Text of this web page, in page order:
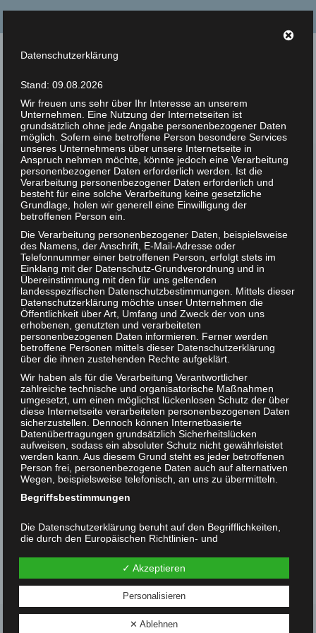
Tierrechte Kaplan
Helmut F. Kaplan – Philosoph und Autor
Menü
Zur Person
Artikel
Bücher
Zitate
Photos
Animal Rights Art
Helmut F. Kaplan unterstützen
Kontakt
Impressum
Betreiber dieser Seite:
Helmut F. Kaplan
Petersbrunnstraße 9
A-5020 Salzburg
Telefonnummer: 0699-123 70 307
E-Mail: helmut_kaplan (at) yahoo.de
Inhaltlich verantwortlich:
Helmut F. Kaplan
Petersbrunnstraße 9
A-5020 Salzburg
Telefonnummer: 0699-123 70 307
E-Mail: helmut_kaplan (at) yahoo.de
Bildnachweise:Helmut Kaplan jun., Jo Frederiks, Peta,
Pixabay, Medienagentur Buchbande
Website und Konzept:
Presse- und Medienbüro
Maximale Wirkung
wp-theme: Kadence
Datenschutzerklärung
Stand: 09.08.2026
Wir freuen uns sehr über Ihr Interesse an unserem
Unternehmen. Eine Nutzung der Internetseiten ist
grundsätzlich ohne jede Angabe personenbezogener Daten
möglich. Sofern eine betroffene Person besondere Services
unseres Unternehmens über unsere Internetseite in
Anspruch nehmen möchte, könnte jedoch eine Verarbeitung
personenbezogener Daten erforderlich werden. Ist die
Verarbeitung personenbezogener Daten erforderlich und
besteht für eine solche Verarbeitung keine gesetzliche
Grundlage, holen wir generell eine Einwilligung der
betroffenen Person ein.
Die Verarbeitung personenbezogener Daten, beispielsweise
des Namens, der Anschrift, E-Mail-Adresse oder
Telefonnummer einer betroffenen Person, erfolgt stets im
Einklang mit der Datenschutz-Grundverordnung und in
Übereinstimmung mit den für uns geltenden
landesspezifischen Datenschutzbestimmungen. Mittels dieser
Datenschutzerklärung möchte unser Unternehmen die
Öffentlichkeit über Art, Umfang und Zweck der von uns
erhobenen, genutzten und verarbeiteten
personenbezogenen Daten informieren. Ferner werden
betroffene Personen mittels dieser Datenschutzerklärung
über die ihnen zustehenden Rechte aufgeklärt.
Wir haben als für die Verarbeitung Verantwortlicher
zahlreiche technische und organisatorische Maßnahmen
umgesetzt, um einen möglichst lückenlosen Schutz der über
diese Internetseite verarbeiteten personenbezogenen Daten
sicherzustellen. Dennoch können Internetbasierte
Datenübertragungen grundsätzlich Sicherheitslücken
aufweisen, sodass ein absoluter Schutz nicht gewährleistet
werden kann. Aus diesem Grund steht es jeder betroffenen
Person frei, personenbezogene Daten auch auf alternativen
Wegen, beispielsweise telefonisch, an uns zu übermitteln.
Begriffsbestimmungen
Die Datenschutzerklärung beruht auf den Begrifflichkeiten,
die durch den Europäischen Richtlinien- und
Grundverordnung (DS-GVO) verwendet wurden. Unsere
Datenschutzerklärung soll sowohl für die Öffentlichkeit als
auch für unsere Kunden und Geschäftspartner einfach lesbar
und verständlich sein. Um dies zu gewährleisten, möchten
wir vorab die verwendeten Begrifflichkeiten erläutern.
Wir verwenden in dieser Datenschutzerklärung unter
✓ Akzeptieren
Personalisieren
✕ Ablehnen